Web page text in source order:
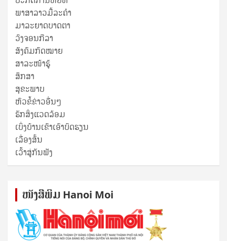
ພາສາລາວມື້ລະຄຳ
ມາລະຍາດບາດຕາ
ວົງຈອນກີລາ
ສັງຄົມກົດໝາຍ
ສາລະໜ້າຮູ້
ສຶກສາ
ສຸ​ຂະ​ພາບ
ຫົວຂໍ້ຂ່າວອື່ນໆ
ຮັກສິ່ງແວດລ້ອມ
ເບິ່ງບ້ານເຂົາເອົາບົດຮຽນ
ເລື່ອງສັ້ນ
ເວົ້າສູ່ກັນຟັງ
ໜັງ​ສື​ພິມ Hanoi Moi